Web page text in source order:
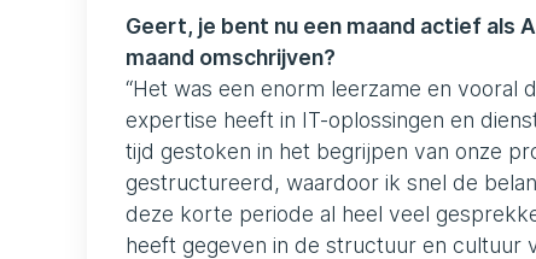
Geert, je bent nu een maand actief als
maand omschrijven?
“Het was een enorm leerzame en vooral
expertise heeft in IT-oplossingen en
tijd gestoken in het begrijpen van onze
gestructureerd, waardoor ik snel de
deze korte periode al heel veel
heeft gegeven in de structuur en cultuur